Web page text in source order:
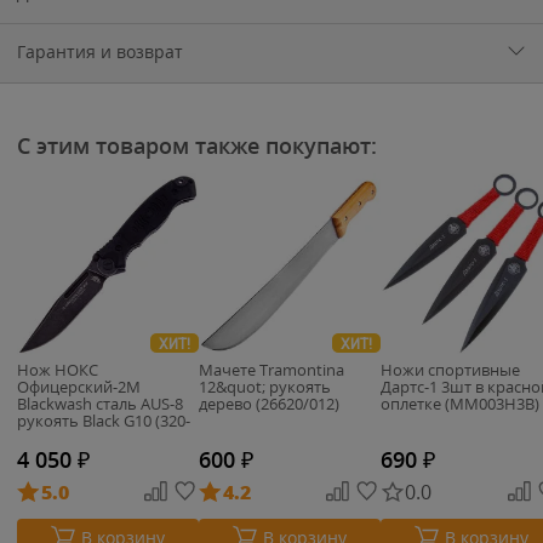
Гарантия и возврат
С этим товаром также покупают:
ХИТ!
Нож НОКС
Офицерский-2М
Blackwash сталь AUS-8
рукоять Black G10 (320-
589404)
4 050 ₽
5.0
В корзину
ХИТ!
Мачете Tramontina
12&quot; рукоять
дерево (26620/012)
600 ₽
4.2
В корзину
Ножи спортивные
Дартс-1 3шт в
оплетке (MM003H3B)
690 ₽
0.0
В корзину